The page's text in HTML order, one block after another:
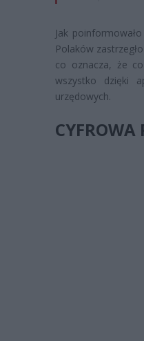
Jak
Polaków
co oznacza, że
wszystko dzięki
urzędowych.
CYFROWA